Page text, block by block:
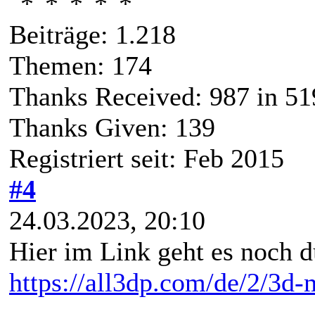
Beiträge: 1.218
Themen: 174
Thanks Received: 987 in
Thanks Given: 139
Registriert seit: Feb 2015
#4
24.03.2023, 20:10
Hier im Link geht es noch
https://all3dp.com/de/2/